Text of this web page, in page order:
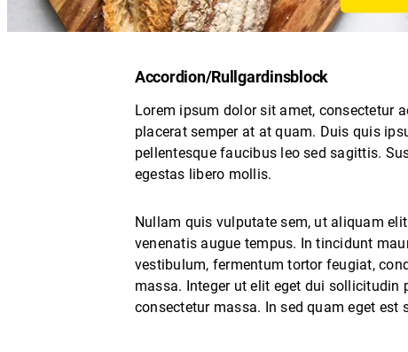
Accordion/Rullgardinsblock
Lorem ipsum dolor sit amet, consectetur
placerat semper at at quam. Duis quis
pellentesque faucibus leo sed sagittis.
egestas libero mollis.
Nullam quis vulputate sem, ut aliquam
venenatis augue tempus. In tincidunt
vestibulum, fermentum tortor feugiat,
massa. Integer ut elit eget dui sollicitudin
consectetur massa. In sed quam eget est